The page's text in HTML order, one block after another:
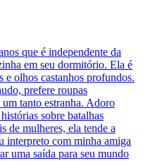
que é independente da
em seu dormitório. Ela é
e olhos castanhos profundos.
prefere roupas
tanto estranha. Adoro
sobre batalhas
de mulheres, ela tende a
interpreto com minha amiga
uma saída para seu mundo